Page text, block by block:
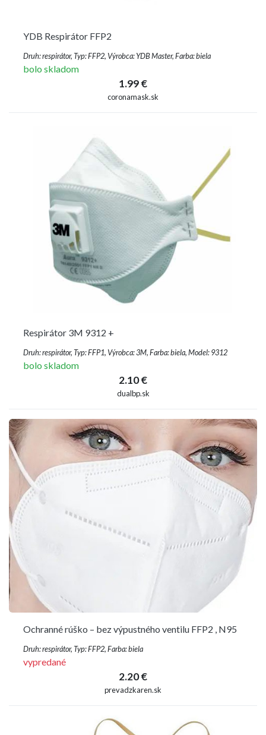
YDB Respirátor FFP2
Druh: respirátor, Typ: FFP2, Výrobca: YDB Master, Farba: biela
bolo skladom
1.99 €
coronamask.sk
Respirátor 3M 9312 +
Druh: respirátor, Typ: FFP1, Výrobca: 3M, Farba: biela, Model: 9312
bolo skladom
2.10 €
dualbp.sk
Ochranné rúško – bez výpustného ventilu FFP2 , N95
Druh: respirátor, Typ: FFP2, Farba: biela
vypredané
2.20 €
prevadzkaren.sk